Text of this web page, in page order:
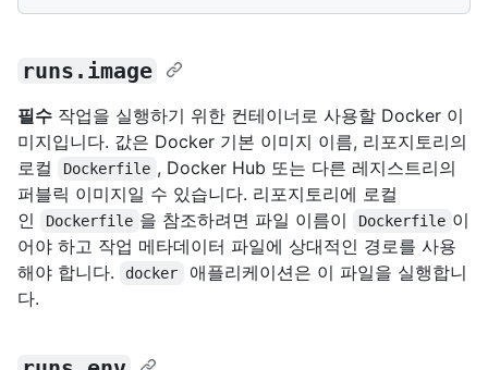
runs.image
필수 작업을 실행하기 위한 컨테이너로 사용할 Docker 이
미지입니다. 값은 Docker 기본 이미지 이름, 리포지토리의
로컬
Dockerfile , Docker Hub 또는 다른 레지스트리의
퍼블릭 이미지일 수 있습니다. 리포지토리에 로컬
인
Dockerfile 을 참조하려면 파일 이름이 Dockerfile 이
어야 하고 작업 메타데이터 파일에 상대적인 경로를 사용
해야 합니다.
docker
애플리케이션은 이 파일을 실행합니
다.